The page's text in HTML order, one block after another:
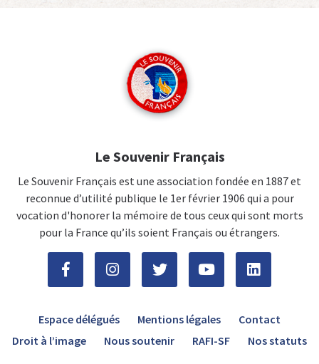
Le Souvenir Français
Le Souvenir Français est une association fondée en 1887 et
reconnue d’utilité publique le 1er février 1906 qui a pour
vocation d'honorer la mémoire de tous ceux qui sont morts
pour la France qu’ils soient Français ou étrangers.
Espace délégués Mentions légales
Contact
Droit à l’image
Nous soutenir RAFI-SF Nos statuts